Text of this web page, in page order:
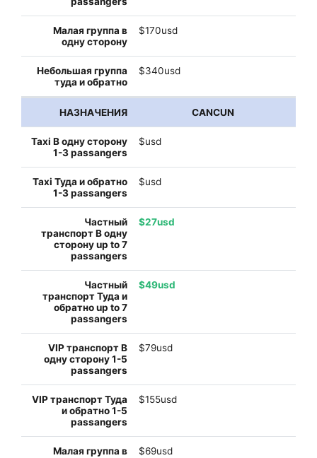
$170usd
$340usd
CANCUN
$usd
$usd
$27usd
$49usd
$79usd
$155usd
$69usd